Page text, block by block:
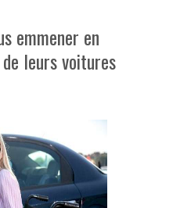
emmener en
leurs voitures